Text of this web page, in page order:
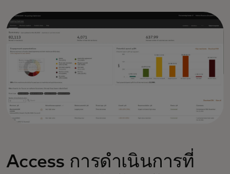
Access การดำเนินการที่